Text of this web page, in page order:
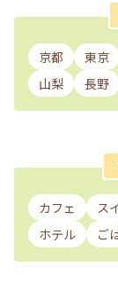
京都 東京
山梨
長野
カフェ ス
ホテル
ご